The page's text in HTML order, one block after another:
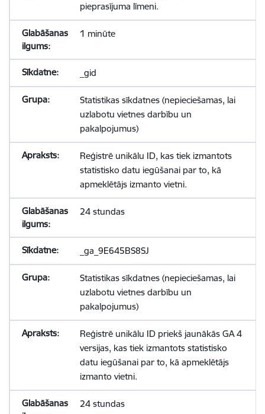
pieprasījuma līmeni.
1 minūte
_gid
Statistikas sīkdatnes (nepieciešamas, lai
uzlabotu vietnes darbību un
pakalpojumus)
Reģistrē unikālu ID, kas tiek izmantots
statistisko datu iegūšanai par to, kā
apmeklētājs izmanto vietni.
24 stundas
_ga_9E645BS8SJ
Statistikas sīkdatnes (nepieciešamas, lai
uzlabotu vietnes darbību un
pakalpojumus)
Reģistrē unikālu ID priekš jaunākās GA 4
versijas, kas tiek izmantots statistisko
datu iegūšanai par to, kā apmeklētājs
izmanto vietni.
24 stundas